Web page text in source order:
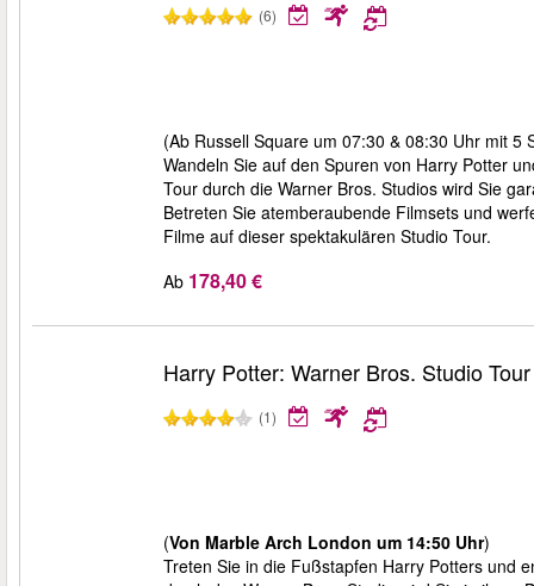
(6)
(Ab Russell Square um 07:30 & 08:30 Uhr mit 5
Wandeln Sie auf den Spuren von Harry Potter
Tour durch die Warner Bros. Studios wird Sie
Betreten Sie atemberaubende Filmsets und
Filme auf dieser spektakulären Studio Tour.
Ab 178,40 €
Harry Potter: Warner Bros. Studio
(1)
(Von Marble Arch London um 14:50 Uhr)
Treten Sie in die Fußstapfen Harry Potters und